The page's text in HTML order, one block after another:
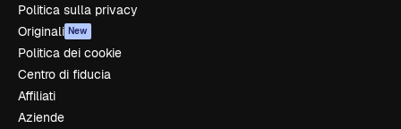
Politica sulla privacy
Originali New
Politica dei cookie
Centro di fiducia
Affiliati
Aziende